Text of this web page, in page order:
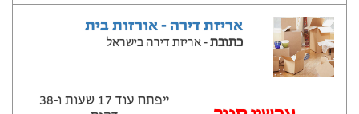
אריזת דירה - אורזות בית
כתובת- אריזת דירה בישראל
ייפתח עוד 17 שעות ‫ו-38